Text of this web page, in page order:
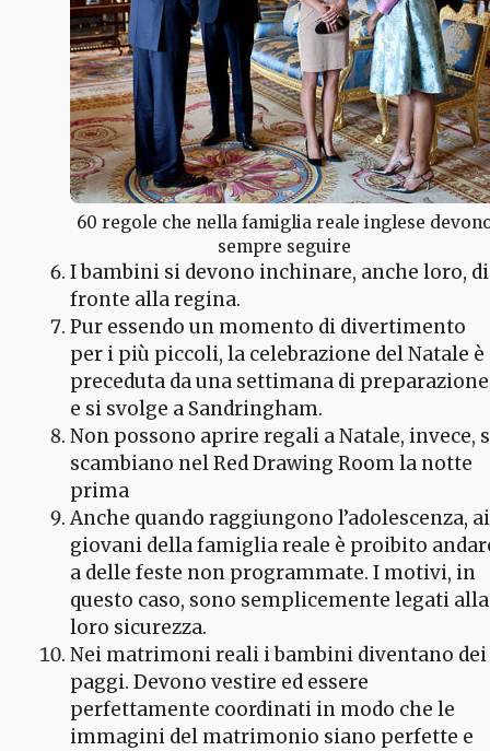
60 regole che nella famiglia reale inglese
sempre seguire
I bambini si devono inchinare, anche loro, di
fronte alla regina.
Pur essendo un momento di divertimento
per i più piccoli, la celebrazione del Natale è
preceduta da una settimana di preparazione
e si svolge a Sandringham.
Non possono aprire regali a Natale, invece,
scambiano nel Red Drawing Room la notte
prima
Anche quando raggiungono l’adolescenza, ai
giovani della famiglia reale è proibito
a delle feste non programmate. I motivi, in
questo caso, sono semplicemente legati alla
loro sicurezza.
Nei matrimoni reali i bambini diventano dei
paggi. Devono vestire ed essere
perfettamente coordinati in modo che le
immagini del matrimonio siano perfette e